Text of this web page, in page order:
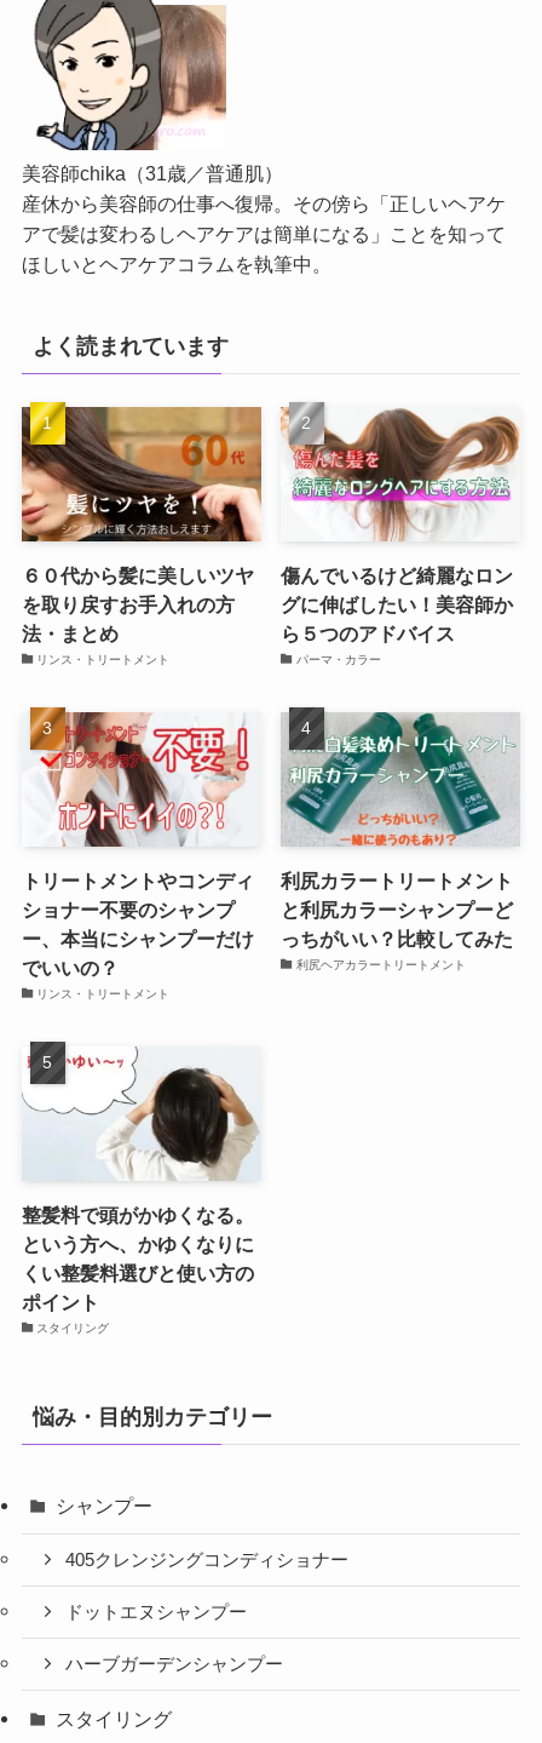
美容師chika（31歳／普通肌）
産休から美容師の仕事へ復帰。その傍ら「正しいヘアケ
アで髪は変わるしヘアケアは簡単になる」ことを知って
ほしいとヘアケアコラムを執筆中。
よく読まれています
６０代から髪に美しいツヤ
を取り戻すお手入れの方
法・まとめ
リンス・トリートメント
傷んでいるけど綺麗なロン
グに伸ばしたい！美容師か
ら５つのアドバイス
パーマ・カラー
トリートメントやコンディ
ショナー不要のシャンプ
ー、本当にシャンプーだけ
でいいの？
リンス・トリートメント
利尻カラートリートメント
と利尻カラーシャンプーど
っちがいい？比較してみた
利尻ヘアカラートリートメント
整髪料で頭がかゆくなる。
という方へ、かゆくなりに
くい整髪料選びと使い方の
ポイント
スタイリング
悩み・目的別カテゴリー
シャンプー
405クレンジングコンディショナー
ドットエヌシャンプー
ハーブガーデンシャンプー
スタイリング